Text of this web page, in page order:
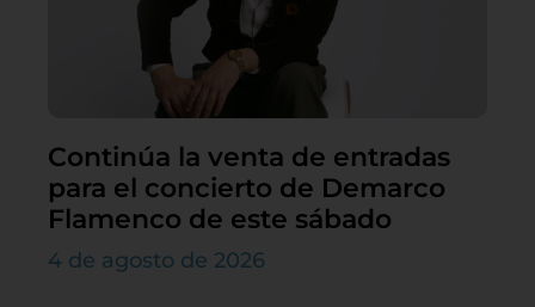
Continúa la venta de entradas
para el concierto de Demarco
Flamenco de este sábado
4 de agosto de 2026